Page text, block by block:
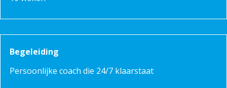
Begeleiding
Persoonlijke coach die 24/7 klaarstaat